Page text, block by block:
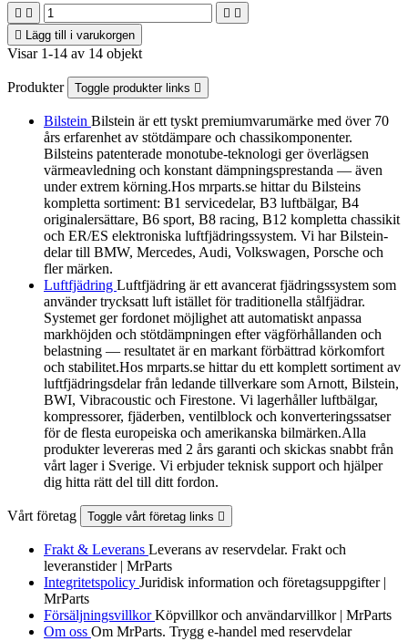
   

Lägg till i varukorgen
Visar 1-14 av 14 objekt
Produkter Toggle produkter links 
Bilstein Bilstein är ett tyskt premiumvarumärke med över 70
års erfarenhet av stötdämpare och chassikomponenter.
Bilsteins patenterade monotube-teknologi ger överlägsen
värmeavledning och konstant dämpningsprestanda — även
under extrem körning.Hos mrparts.se hittar du Bilsteins
kompletta sortiment: B1 servicedelar, B3 luftbälgar, B4
originalersättare, B6 sport, B8 racing, B12 kompletta chassikit
och ER/ES elektroniska luftfjädringssystem. Vi har Bilstein-
delar till BMW, Mercedes, Audi, Volkswagen, Porsche och
fler märken.
Luftfjädring Luftfjädring är ett avancerat fjädringssystem som
använder trycksatt luft istället för traditionella stålfjädrar.
Systemet ger fordonet möjlighet att automatiskt anpassa
markhöjden och stötdämpningen efter vägförhållanden och
belastning — resultatet är en markant förbättrad körkomfort
och stabilitet.Hos mrparts.se hittar du ett komplett sortiment av
luftfjädringsdelar från ledande tillverkare som Arnott, Bilstein,
BWI, Vibracoustic och Firestone. Vi lagerhåller luftbälgar,
kompressorer, fjäderben, ventilblock och konverteringssatser
för de flesta europeiska och amerikanska bilmärken.Alla
produkter levereras med 2 års garanti och skickas snabbt från
vårt lager i Sverige. Vi erbjuder teknisk support och hjälper
dig hitta rätt del till ditt fordon.
Vårt företag Toggle vårt företag links 
Frakt & Leverans Leverans av reservdelar. Frakt och
leveranstider | MrParts
Integritetspolicy Juridisk information och företagsuppgifter |
MrParts
FörsäljningsvillkorKöpvillkor och användarvillkor | MrParts
Om oss Om MrParts. Trygg e-handel med reservdelar